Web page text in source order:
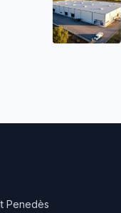
Penedès